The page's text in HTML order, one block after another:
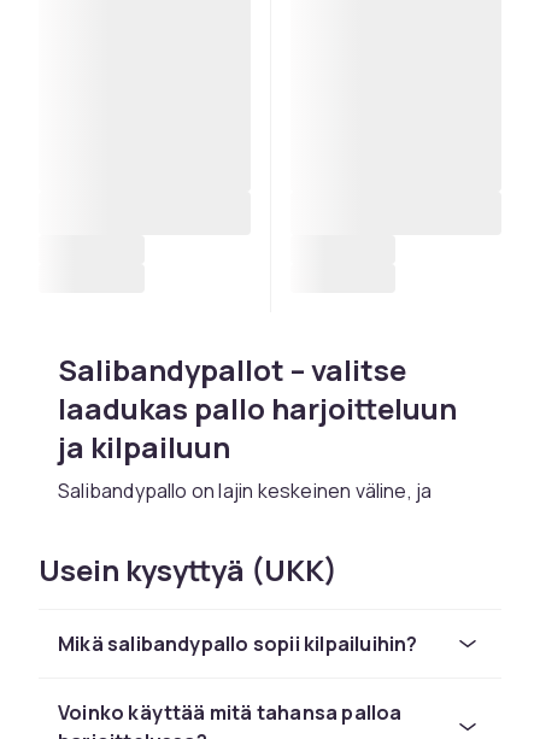
Salibandypallot – valitse
laadukas pallo harjoitteluun
ja kilpailuun
Salibandypallo on lajin keskeinen väline, ja
eroavat toisistaan painon, reikäkuvioinnin ja
vaikuttavat siihen, miten pallo liikkuu lattialla ja
reagoi mailaan. Kilpailupeleissä käytetään aina
tarjolla laajempi valikoima.
Usein kysyttyä (UKK)
Mikä salibandypallo sopii kilpailuihin?
Voinko käyttää mitä tahansa palloa